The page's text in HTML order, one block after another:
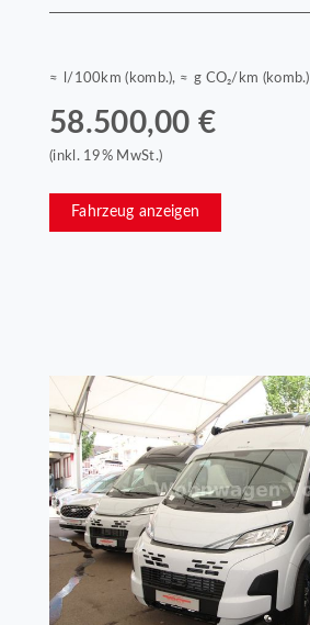
≈ l/100km (komb.), ≈ g CO₂/km (komb.)
58.500,00 €
(inkl. 19% MwSt.)
Fahrzeug anzeigen